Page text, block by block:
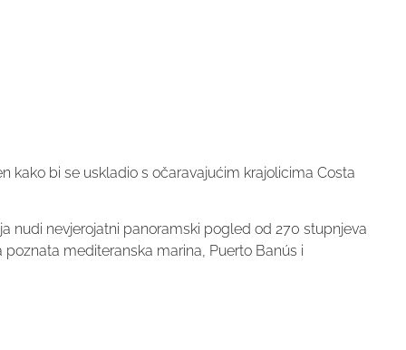
kako bi se uskladio s očaravajućim krajolicima Costa
nudi nevjerojatni panoramski pogled od 270 stupnjeva
mediteranska marina, Puerto Banús i